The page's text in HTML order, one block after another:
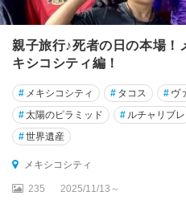
ン
パ
ッ
ク
ヤ
シ
ュ
チ
ラ
遺
親子旅行♪死者の日の本場！
キシコシティ編！
# メキシコシティ # タコス # ヴ
#太陽のピラミッド # ルチャリブレ
#世界遺産
メキシコシティ
235 2025/11/13～